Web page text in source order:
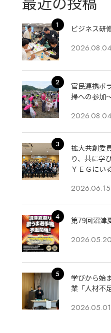
ビジネス研
2026.08.04
官民連携ボ
掃への参加
2026.08.04
拡大共創委
り、共に学
ＹＥＧにい
2026.06.15
第79回沼津
2026.05.20
学びから始
業「人材不
2026.05.01